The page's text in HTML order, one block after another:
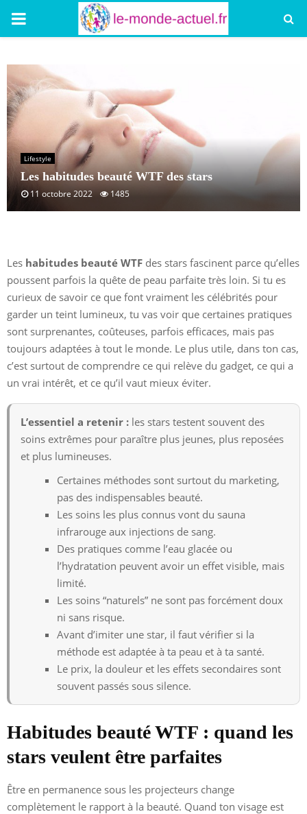
PRIMARY
Lifestyle
Les habitudes beauté WTF des stars
11 octobre 2022 1485
Les habitudes beauté WTF des stars fascinent parce qu’elles
poussent parfois la quête de peau parfaite très loin. Si tu es
curieux de savoir ce que font vraiment les célébrités pour
garder un teint lumineux, tu vas voir que certaines pratiques
sont surprenantes, coûteuses, parfois efficaces, mais pas
toujours adaptées à tout le monde. Le plus utile, dans ton cas,
c’est surtout de comprendre ce qui relève du gadget, ce qui a
un vrai intérêt, et ce qu’il vaut mieux éviter.
L’essentiel a retenir : les stars testent souvent des
soins extrêmes pour paraître plus jeunes, plus reposées
et plus lumineuses.
Certaines méthodes sont surtout du marketing,
pas des indispensables beauté.
Les soins les plus connus vont du sauna
infrarouge aux injections de sang.
Des pratiques comme l’eau glacée ou
l’hydratation peuvent avoir un effet visible, mais
limité.
Les soins “naturels” ne sont pas forcément doux
ni sans risque.
Avant d’imiter une star, il faut vérifier si la
méthode est adaptée à ta peau et à ta santé.
Le prix, la douleur et les effets secondaires sont
souvent passés sous silence.
Habitudes beauté WTF : quand les
stars veulent être parfaites
Être en permanence sous les projecteurs change
complètement le rapport à la beauté. Quand ton visage est